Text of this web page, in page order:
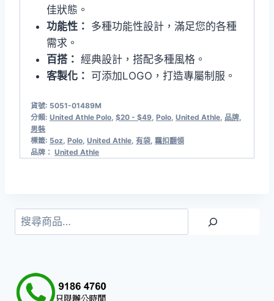
佳狀態。
功能性： 多種功能性設計，滿足您的各種
需求。
百搭： 經典設計，搭配多種風格。
客製化： 可添加LOGO，打造專屬制服。
貨號: 5051-01489M
分類: United Athle Polo​, $20 - $49, Polo, United Athle, 品牌,
男裝
標籤: 5oz, Polo, United Athle, 有袋, 羈扣翻領
品牌： United Athle
搜
尋